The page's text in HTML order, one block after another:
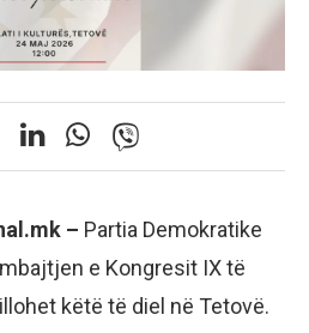
– Partia Demokratike
e Kongresit IX të
këtë të diel në Tetovë.